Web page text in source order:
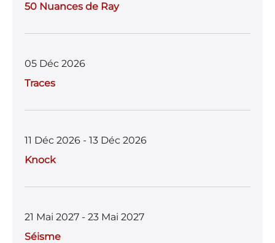
50 Nuances de Ray
05 Déc 2026
Traces
11 Déc 2026 - 13 Déc 2026
Knock
21 Mai 2027 - 23 Mai 2027
Séisme